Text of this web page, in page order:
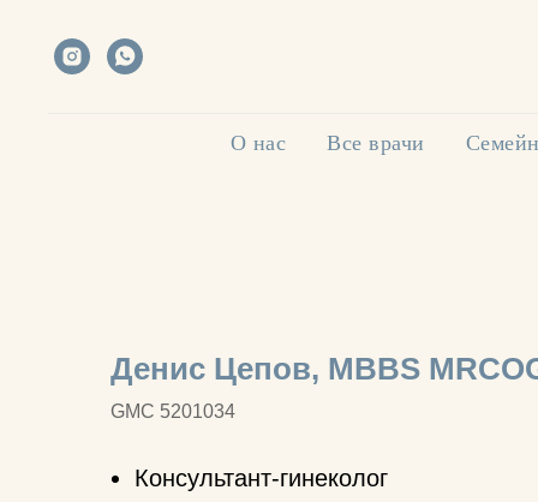
О нас Все врачи
Денис Цепов, MBBS
GMC 5201034
Консультант-гинеколог